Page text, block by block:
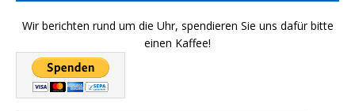
Wir berichten rund um die Uhr, spendieren Sie uns dafür bitte
einen Kaffee!